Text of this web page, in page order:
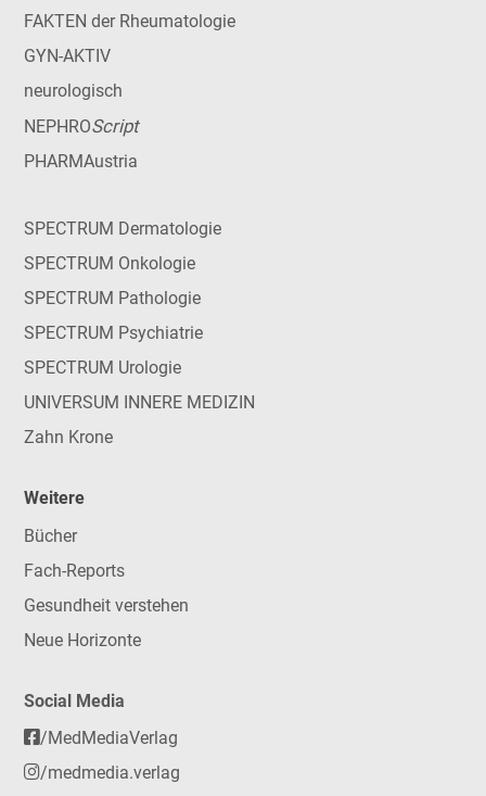
FAKTEN der Rheumatologie
GYN-AKTIV
neurologisch
NEPHROScript
PHARMAustria
SPECTRUM Dermatologie
SPECTRUM Onkologie
SPECTRUM Pathologie
SPECTRUM Psychiatrie
SPECTRUM Urologie
UNIVERSUM INNERE MEDIZIN
Zahn Krone
Weitere
Bücher
Fach-Reports
Gesundheit verstehen
Neue Horizonte
Social Media
/MedMediaVerlag
/medmedia.verlag